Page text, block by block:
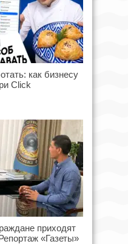
как бизнесу
Click
приходят
«Газеты»